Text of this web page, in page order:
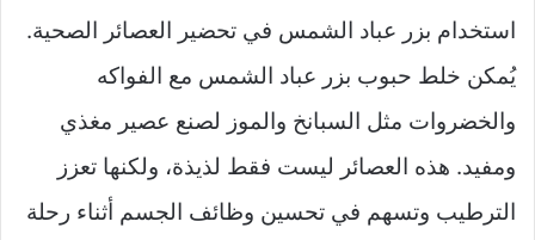
استخدام بزر عباد الشمس في تحضير العصائر الصحية.
يُمكن خلط حبوب بزر عباد الشمس مع الفواكه
والخضروات مثل السبانخ والموز لصنع عصير مغذي
ومفيد. هذه العصائر ليست فقط لذيذة، ولكنها تعزز
الترطيب وتسهم في تحسين وظائف الجسم أثناء رحلة